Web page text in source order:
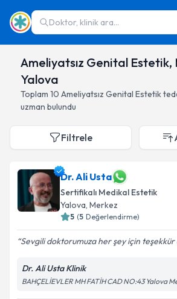
Doktor, klinik ara...
Ameliyatsız Genital Estetik,
Yalova
Toplam 10 Ameliyatsız Genital Estetik
uzman bulundu
Filtrele
Dr. Ali Usta
Sertifikalı Medikal Estetik
Yalova, Merkez
5 (5 Değerlendirme)
Sevgili doktorumuza her şey için
Dr. Ali Usta Klinik
BAHÇELİEVLER MH FATİH CAD NO:43 Yalova